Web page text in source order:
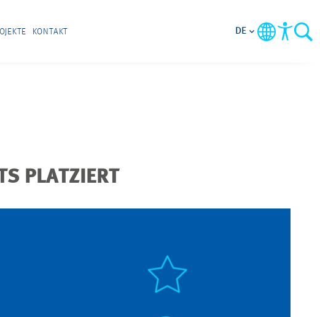
KONTAKT DE
PLATZIERT